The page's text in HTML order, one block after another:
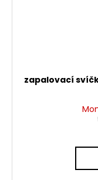
zapalovací